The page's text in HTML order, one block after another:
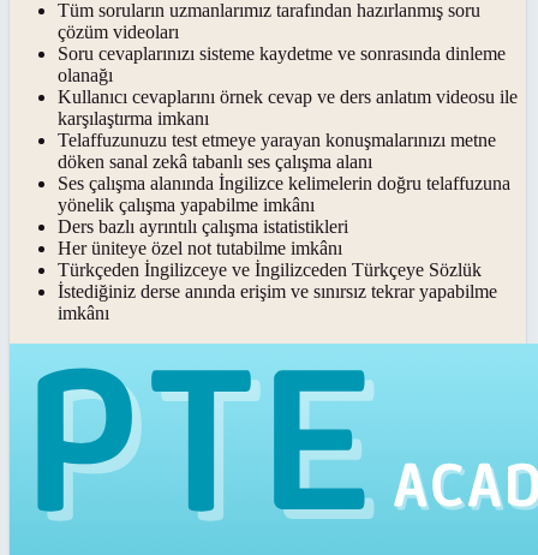
Tüm soruların uzmanlarımız tarafından hazırlanmış soru
çözüm videoları
Soru cevaplarınızı sisteme kaydetme ve sonrasında dinleme
olanağı
Kullanıcı cevaplarını örnek cevap ve ders anlatım videosu ile
karşılaştırma imkanı
Telaffuzunuzu test etmeye yarayan konuşmalarınızı metne
döken sanal zekâ tabanlı ses çalışma alanı
Ses çalışma alanında İngilizce kelimelerin doğru telaffuzuna
yönelik çalışma yapabilme imkânı
Ders bazlı ayrıntılı çalışma istatistikleri
Her üniteye özel not tutabilme imkânı
Türkçeden İngilizceye ve İngilizceden Türkçeye Sözlük
İstediğiniz derse anında erişim ve sınırsız tekrar yapabilme
imkânı